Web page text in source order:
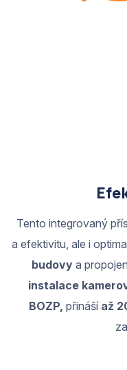
Tento integrovaný
a efektivitu, ale i
budovya
instalace
BOZP, přináší až